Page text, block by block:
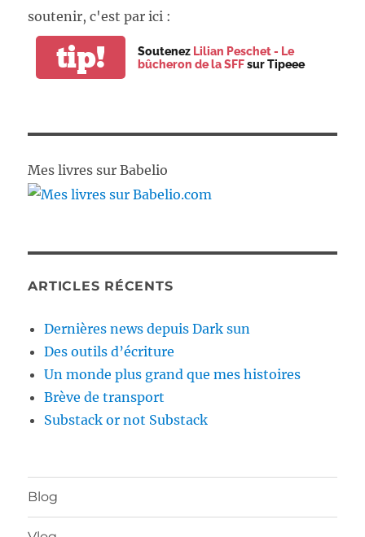
soutenir, c'est par ici :
tip! Soutenez Lilian Peschet - Le
bûcheron de la SFFsur Tipeee
Mes livres sur Babelio
ARTICLES RÉCENTS
Dernières news depuis Dark sun
Des outils d’écriture
Un monde plus grand que mes histoires
Brève de transport
Substack or not Substack
Blog